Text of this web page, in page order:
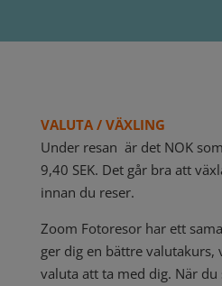
VALUTA / VÄXLING
Under resan är det NOK
9,40 SEK. Det går bra att
innan du reser.
Zoom Fotoresor har ett
ger dig en bättre
valuta att ta med dig. När du